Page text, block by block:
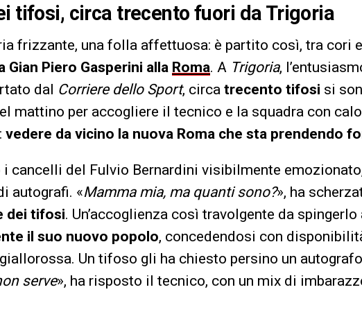
tifosi, circa trecento fuori da Trigoria
frizzante, una folla affettuosa: è partito così, tra cori
Gian Piero Gasperini alla Roma. A Trigoria,
dal Corriere dello Sport, circa trecento tifosi si
mattino per accogliere il tecnico e la squadra con
vedere da vicino la nuova Roma che sta prendendo
i cancelli del Fulvio Bernardini visibilmente
autografi. «Mamma mia, ma quanti sono?», ha
dei tifosi. Un’accoglienza così travolgente da spingerlo
il suo nuovo popolo, concedendosi con
Un tifoso gli ha chiesto persino un
serve», ha risposto il tecnico, con un mix di